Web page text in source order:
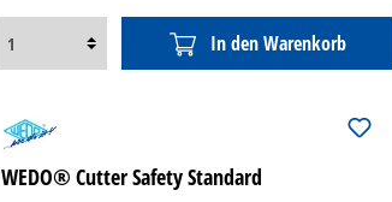
In den Warenkorb
WEDO® Cutter Safety Standard